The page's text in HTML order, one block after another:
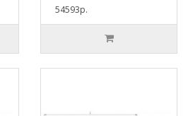
54593р.